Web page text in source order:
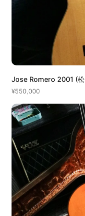
Jose Romero 2001 (
¥550,000